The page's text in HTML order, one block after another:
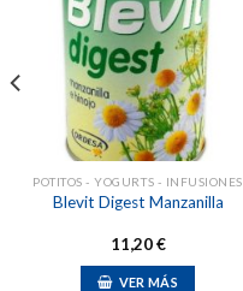
Añadir
lista de
deseos
POTITOS - YOGURTS - INFUSIONES
Blevit Digest Manzanilla
11,20€
VER MÁS